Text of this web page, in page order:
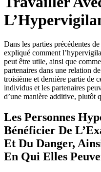
Dans les parties précédentes
expliqué comment
peut être utile, ainsi que
partenaires dans une relation
troisième et dernière partie de
individus et les partenaires
d’une manière additive, plutôt
Les Personnes
Bénéficier De
Et Du Danger,
En Qui Elles